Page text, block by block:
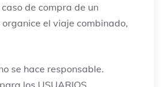
de compra de un
el viaje combinado,
se hace responsable.
los USUARIOS.